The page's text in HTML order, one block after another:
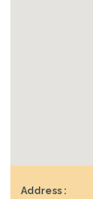
Address :